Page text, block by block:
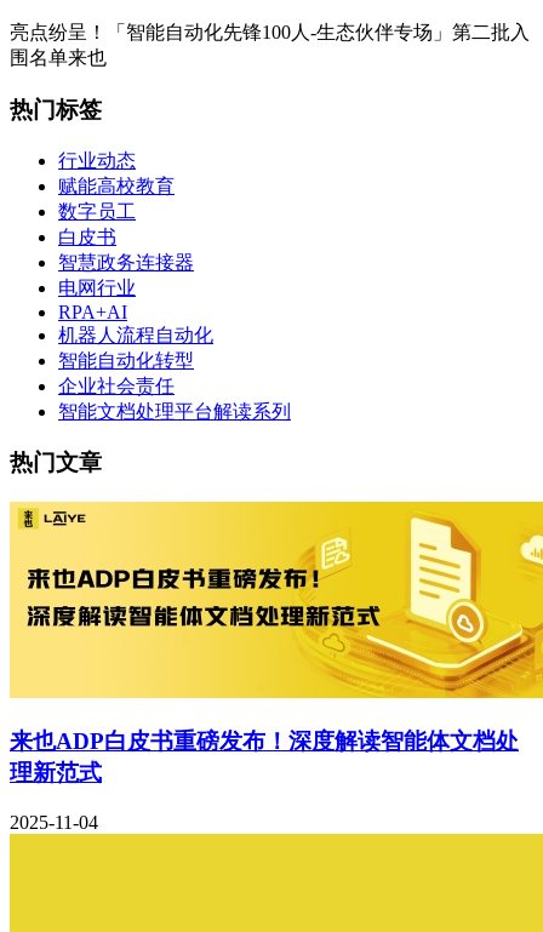
亮点纷呈！「智能自动化先锋100人-生态伙伴专场」第二批入
围名单来也
热门标签
行业动态
赋能高校教育
数字员工
白皮书
智慧政务连接器
电网行业
RPA+AI
机器人流程自动化
智能自动化转型
企业社会责任
智能文档处理平台解读系列
热门文章
来也ADP白皮书重磅发布！深度解读智能体文档处
理新范式
2025-11-04